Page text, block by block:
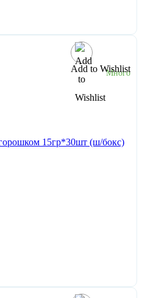
Add to Wishlist
Много
15гр*30шт (ш/бокс)